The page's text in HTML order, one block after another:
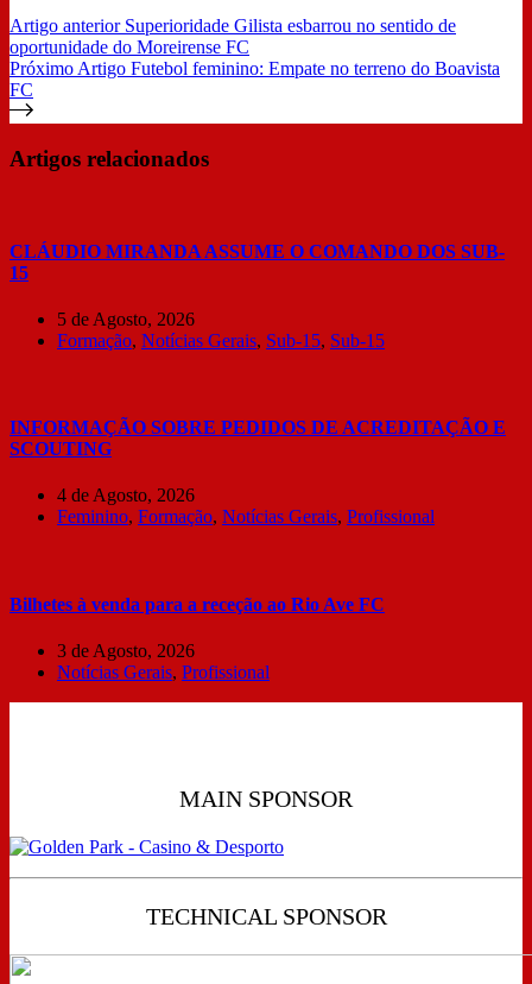
Artigo anterior Superioridade Gilista esbarrou no sentido de
oportunidade do Moreirense FC
Próximo Artigo Futebol feminino: Empate no terreno do Boavista
FC
Artigos relacionados
CLÁUDIO MIRANDA ASSUME O COMANDO DOS SUB-
15
5 de Agosto, 2026
Formação, Notícias Gerais, Sub-15, Sub-15
INFORMAÇÃO SOBRE PEDIDOS DE ACREDITAÇÃO E
SCOUTING
4 de Agosto, 2026
Feminino, Formação, Notícias Gerais, Profissional
Bilhetes à venda para a receção ao Rio Ave FC
3 de Agosto, 2026
Notícias Gerais, Profissional
MAIN SPONSOR
TECHNICAL SPONSOR